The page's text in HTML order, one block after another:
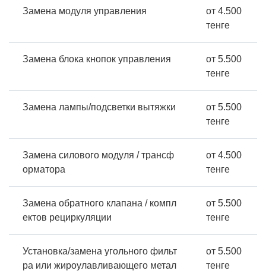
Замена модуля управления
от 4.500
тенге
Замена блока кнопок управления
от 5.500
тенге
Замена лампы/подсветки вытяжки
от 5.500
тенге
Замена силового модуля / трансф
орматора
от 4.500
тенге
Замена обратного клапана / компл
ектов рециркуляции
от 5.500
тенге
Установка/замена угольного фильт
ра или жироулавливающего метал
от 5.500
тенге